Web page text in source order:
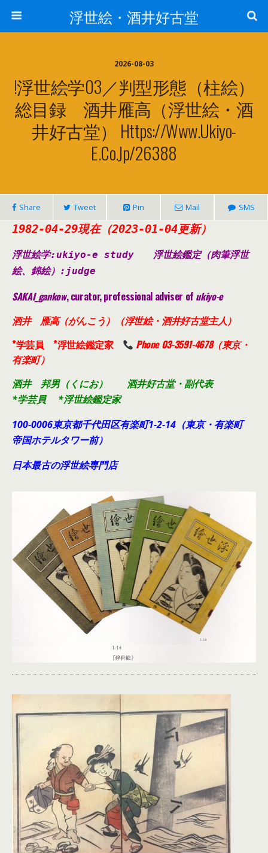
浮世絵・酒井好古堂
2026-08-03
!浮世絵学03／判型形態（柱絵）
総目録 酒井雁高（浮世絵・酒
井好古堂） Https://www.ukiyo-
E.co.jp/26388
Share Tweet Pin Mail SMS
1982-04-29現在（2023-01-04更新）
浮世絵学:ukiyo-e study 浮世絵鑑定（肉筆浮世
絵、錦絵） :judge
SAKAI_gankow, curator, professional adviser of ukiyo-e
酒井 雁高（がんこう）（浮世絵・酒井好古堂主人）
*学芸員 *浮世絵鑑定家
Phone 03-3591-4678（東京・
有楽町）
酒井 邦男（くにお） 酒井好古堂・副代表
*学芸員 *浮世絵鑑定家
100-0006東京都千代田区有楽町1-2-14（東京・有楽町
帝国ホテルタワー前）
日本最古の浮世絵専門店